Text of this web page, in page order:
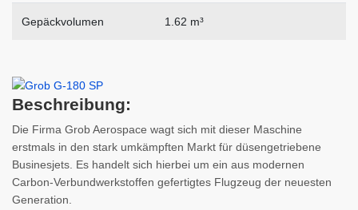
Gepäckvolumen 1.62 m³
Beschreibung:
Die Firma Grob Aerospace wagt sich mit dieser Maschine
erstmals in den stark umkämpften Markt für düsengetriebene
Businesjets. Es handelt sich hierbei um ein aus modernen
Carbon-Verbundwerkstoffen gefertigtes Flugzeug der neuesten
Generation.